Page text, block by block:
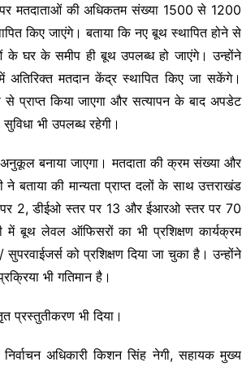
पर मतदाताओं की अधिकतम संख्या 1500 से 1200
किए जाएंगे। बताया कि नए बूथ स्थापित होने से
के घर के समीप ही बूथ उपलब्ध हो जाएंगे। उन्होंने
अतिरिक्त मतदान केंद्र स्थापित किए जा सकेंगे।
किया जाएगा और सत्यापन के बाद अपडेट
भी उपलब्ध रहेगी।
अनुकूल बनाया जाएगा। मतदाता की क्रम संख्या और
बताया की मान्यता प्राप्त दलों के साथ उत्तराखंड
2, डीईओ स्तर पर 13 और ईआरओ स्तर पर 70
में बूथ लेवल ऑफिसरों का भी प्रशिक्षण कार्यक्रम
को प्रशिक्षण दिया जा चुका है। उन्होंने
भी गतिमान है।
प्रस्तुतीकरण भी दिया।
अधिकारी किशन सिंह नेगी, सहायक मुख्य